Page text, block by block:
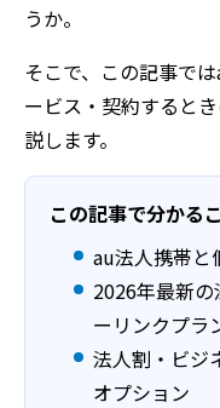
うか。
そこで、この記事で
ービス・契約すると
説します。
この記事で分かる
au法人携帯と
2026年最新
ーリンクプラ
法人割・ビジ
オプション